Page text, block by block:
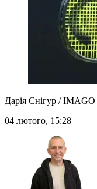
Дарія Снігур / IMAGO
04 лютого, 15:28